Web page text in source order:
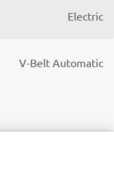
Electric
V-Belt Automatic